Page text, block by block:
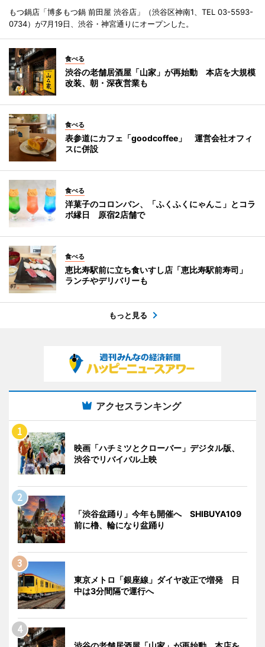
もつ鍋店「博多もつ鍋 前田屋 渋谷店」（渋谷区神南1、TEL 03-5593-
0734）が7月19日、渋谷・神宮通りにオープンした。
食べる
渋谷の老舗居酒屋「山家」が再始動 本店を大規模
改装、朝・深夜営業も
食べる
表参道にカフェ「goodcoffee」 運営会社オフィ
スに併設
食べる
洋菓子のコロンバン、「ふくふくにゃんこ」とコラ
ボ縁日 原宿2店舗で
食べる
恵比寿駅前に立ち食いすし店「恵比寿駅前寿司」
ランチやデリバリーも
もっと見る
アクセスランキング
映画「ハチミツとクローバー」デジタル版、
渋谷でリバイバル上映
「渋谷盆踊り」今年も開催へ SHIBUYA109
前に櫓、輪になり盆踊り
東京メトロ「銀座線」ダイヤ改正で増発 日
中は3分間隔で運行へ